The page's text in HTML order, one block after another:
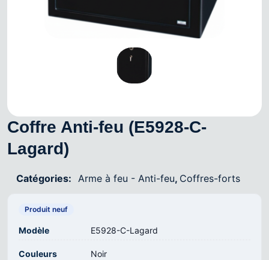
Coffre Anti-feu (E5928-C-
Lagard)
Catégories: Arme à feu - Anti-feu, Coffres-forts
Produit neuf
Modèle E5928-C-Lagard
Couleurs Noir